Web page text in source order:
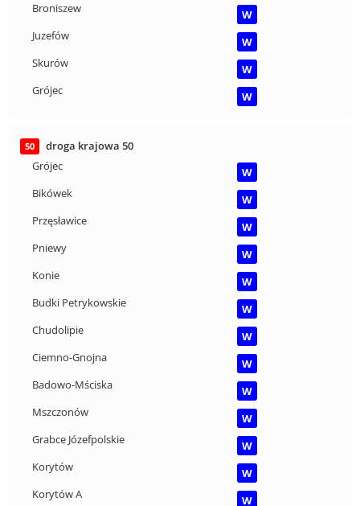
Broniszew
W
Juzefów
W
Skurów
W
Grójec
W
50
droga krajowa 50
Grójec
W
Bikówek
W
Przęsławice
W
Pniewy
W
Konie
W
Budki Petrykowskie
W
Chudolipie
W
Ciemno-Gnojna
W
Badowo-Mściska
W
Mszczonów
W
Grabce Józefpolskie
W
Korytów
W
Korytów A
W